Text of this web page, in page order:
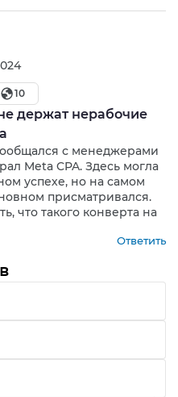
10
держат нерабочие
с менеджерами
Meta CPA. Здесь могла
успехе, но на самом
присматривался.
что такого конверта на
Ответить